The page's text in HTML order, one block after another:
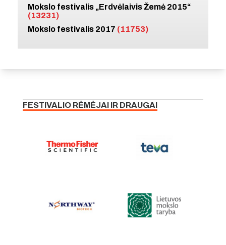
Mokslo festivalis „Erdvėlaivis Žemė 2015“
(13231)
Mokslo festivalis 2017 (11753)
FESTIVALIO RĖMĖJAI IR DRAUGAI